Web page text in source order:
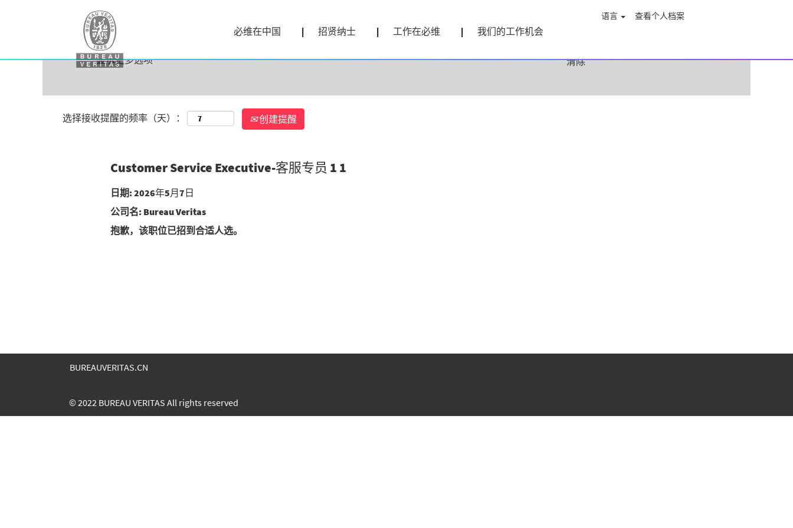
必维在中国 招贤纳士 工作在必维 我们的工作机会
语言 查看个人档案
按关键字搜索 按地点搜索
显示更多选项 清除
选择接收提醒的频率（天）： 创建提醒
Customer Service Executive-客服专员 1 1
日期: 2026年5月7日
公司名: Bureau Veritas
抱歉，该职位已招到合适人选。
BUREAUVERITAS.CN
© 2022 BUREAU VERITAS All rights reserved